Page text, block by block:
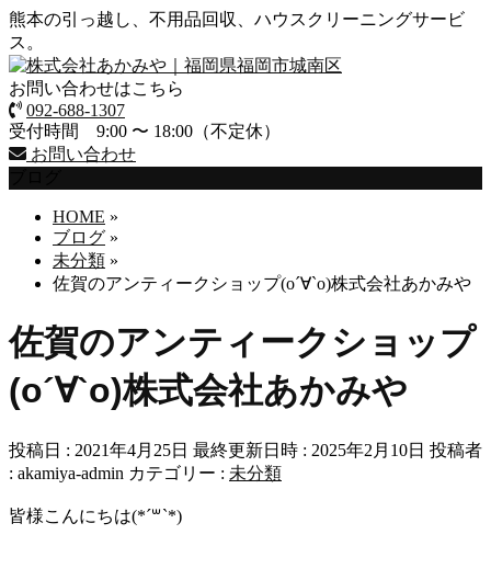
熊本の引っ越し、不用品回収、ハウスクリーニングサービ
ス。
お問い合わせはこちら
092-688-1307
受付時間 9:00 〜 18:00（不定休）
お問い合わせ
HOME »
ブログ »
未分類 »
佐賀のアンティークショップ(о´∀`о)株式会社あかみや
佐賀のアンティークショップ
(о´∀`о)株式会社あかみや
投稿日 : 2021年4月25日 最終更新日時 : 2025年2月10日 投稿者
: akamiya-admin カテゴリー : 未分類
皆様こんにちは(*´꒳`*)